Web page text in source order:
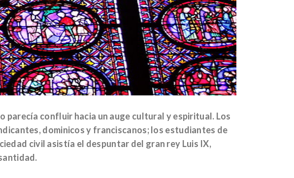
parecía confluir hacia un auge cultural y espiritual. Los
dominicos y franciscanos; los estudiantes de
civil asistía el despuntar del gran rey Luis IX,